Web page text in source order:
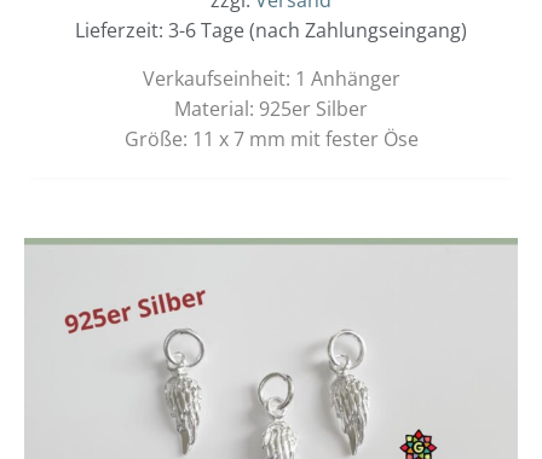
Lieferzeit: 3-6 Tage (nach Zahlungseingang)
Verkaufseinheit: 1 Anhänger
Material: 925er Silber
Größe: 11 x 7 mm mit fester Öse